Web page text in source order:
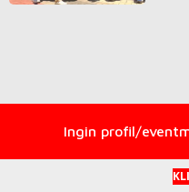
Ingin profil/